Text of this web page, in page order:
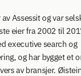
Assessit og var
eier fra 2002 til
executive search og
og har bygget et
av bransjer.